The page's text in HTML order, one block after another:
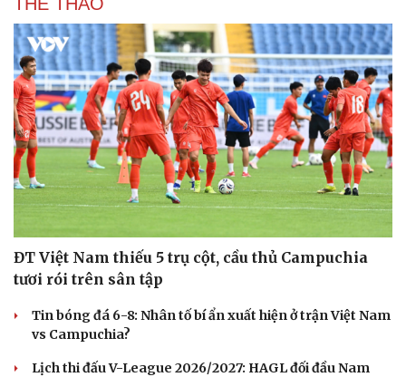
Cải chính
THỂ THAO
ĐT Việt Nam thiếu 5 trụ cột, cầu thủ Campuchia
tươi rói trên sân tập
Tin bóng đá 6-8: Nhân tố bí ẩn xuất hiện ở trận Việt Nam
vs Campuchia?
Lịch thi đấu V-League 2026/2027: HAGL đối đầu Nam